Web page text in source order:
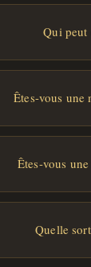
Qui
Êtes-vous une
Êtes-vous
Quelle